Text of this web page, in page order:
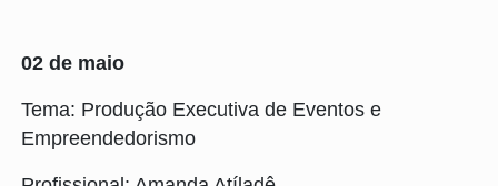
02 de maio
Tema: Produção Executiva de Eventos e
Empreendedorismo